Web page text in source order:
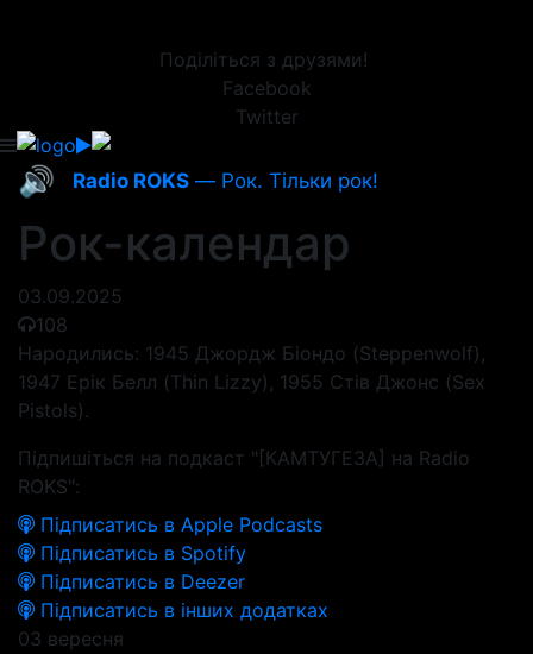
Поділіться з друзями!
Facebook
Twitter
🔊 Radio ROKS — Рок. Тільки рок!
Рок-календар
03.09.2025
108
Народились: 1945 Джордж Біондо (Steppenwolf),
1947 Ерік Белл (Thin Lizzy), 1955 Стів Джонс (Sex
Pistols).
Підпишіться на подкаст "[КАМТУГЕЗА] на Radio
ROKS":
Підписатись в Apple Podcasts
Підписатись в Spotify
Підписатись в Deezer
Підписатись в інших додатках
03 вересня